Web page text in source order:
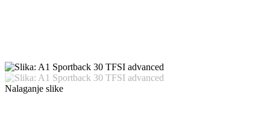
Nalaganje slike